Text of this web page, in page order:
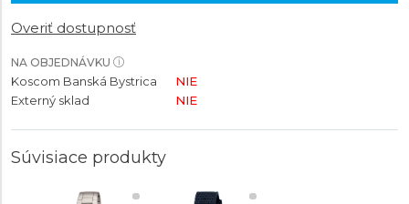
Overiť dostupnosť
NA OBJEDNÁVKU
Koscom Banská Bystrica
NIE
Externý sklad
NIE
Súvisiace produkty